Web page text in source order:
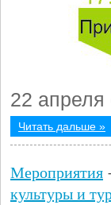
22 апреля
Читать дальше »
Мероприятия
культуры и